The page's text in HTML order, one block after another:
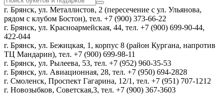
г. Брянск, ул. Металлистов, 2 (пересечение с ул. Ульянова,
рядом с клубом Бостон), тел. +7 (900) 373-66-22
г. Брянск, ул. Красноармейская, 44, тел. +7 (900) 699-90-44,
422-044
г. Брянск, ул. Бежицкая, 1, корпус 8 (район Кургана, напротив
ТЦ Мандарин), тел. +7 (900) 699-98-11
г. Брянск, ул. Рылеева, 53, тел. +7 (952) 960-35-53
г. Брянск, ул. Авиационная, 28, тел. +7 (950) 694-2828
г. Смоленск, Проспект Гагарина, 12/1, тел. +7 (951) 707-1212
г. Новозыбков, Советская,3, тел. +7 (900) 367-3603